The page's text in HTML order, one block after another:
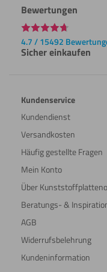
Bewertungen
4.7 / 15492
Sicher einkaufen
Kundenservice
Kundendienst
Versandkosten
Häufig gestellte Fragen
Mein Konto
Über
Beratungs- &
AGB
Widerrufsbelehrung
Kundeninformation